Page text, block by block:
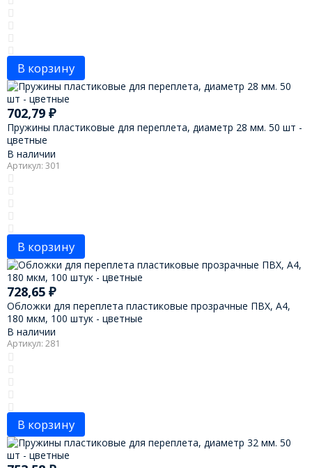
В корзину
702,79 ₽
Пружины пластиковые для переплета, диаметр 28 мм. 50 шт -
цветные
В наличии
Артикул: 301
В корзину
728,65 ₽
Обложки для переплета пластиковые прозрачные ПВХ, А4,
180 мкм, 100 штук - цветные
В наличии
Артикул: 281
В корзину